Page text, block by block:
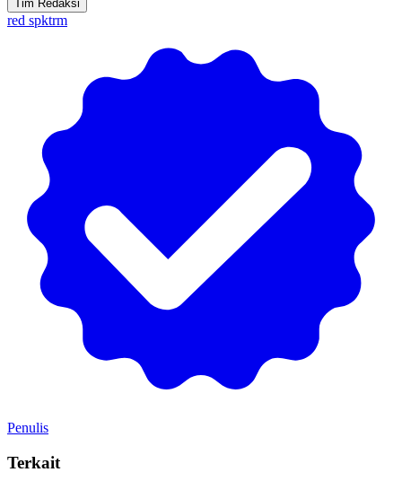
Tim Redaksi
red spktrm
Penulis
Terkait